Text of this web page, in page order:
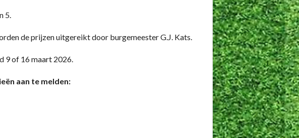
5.
de prijzen uitgereikt door burgemeester G.J. Kats.
9 of 16 maart 2026.
aan te melden: